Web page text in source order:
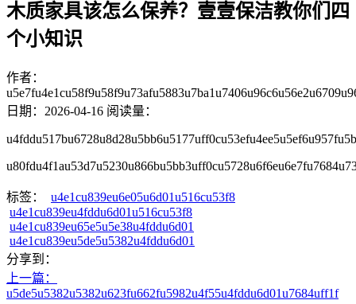
木质家具该怎么保养？壹壹保洁教你们四
个小知识
作者：
日期：2026-04-16 阅读量：
标签： u4e1cu839eu6e05u6d01u516cu53f8
u4e1cu839eu4fddu6d01u516cu53f8
u4e1cu839eu65e5u5e38u4fddu6d01
u4e1cu839eu5de5u5382u4fddu6d01
分享到：
上一篇 ：
u5de5u5382u5382u623fu662fu5982u4f55u4fddu6d01u7684uff1f